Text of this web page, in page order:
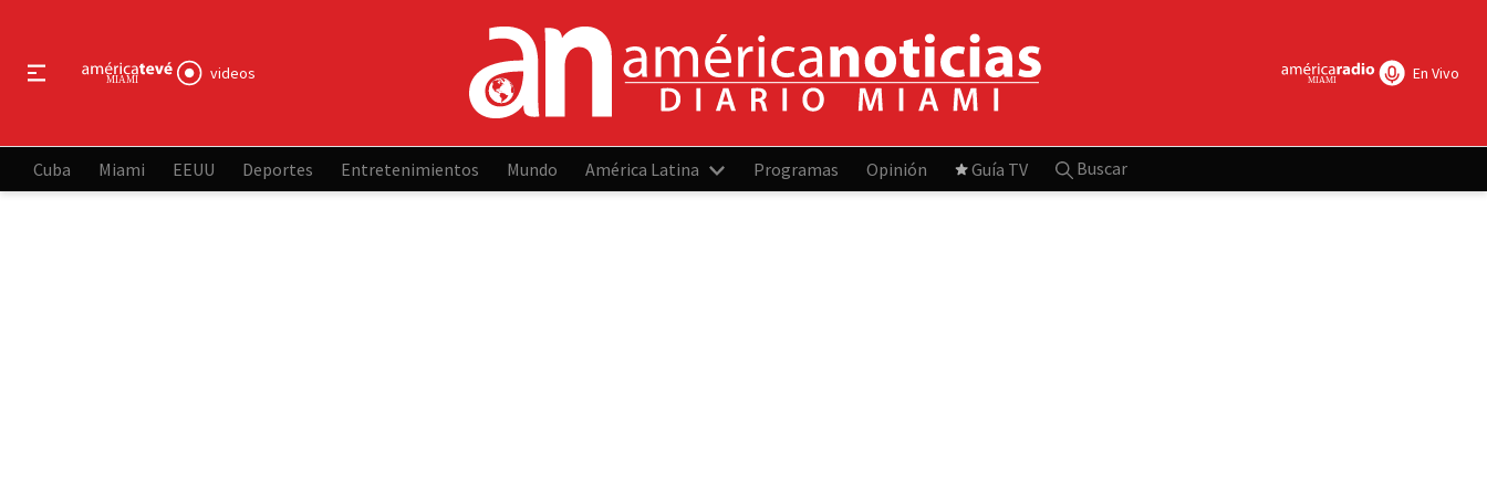
videos En Vivo
Cuba Miami EEUU Deportes Entretenimientos Mundo América Latina Programas Opinión Guía TV Buscar